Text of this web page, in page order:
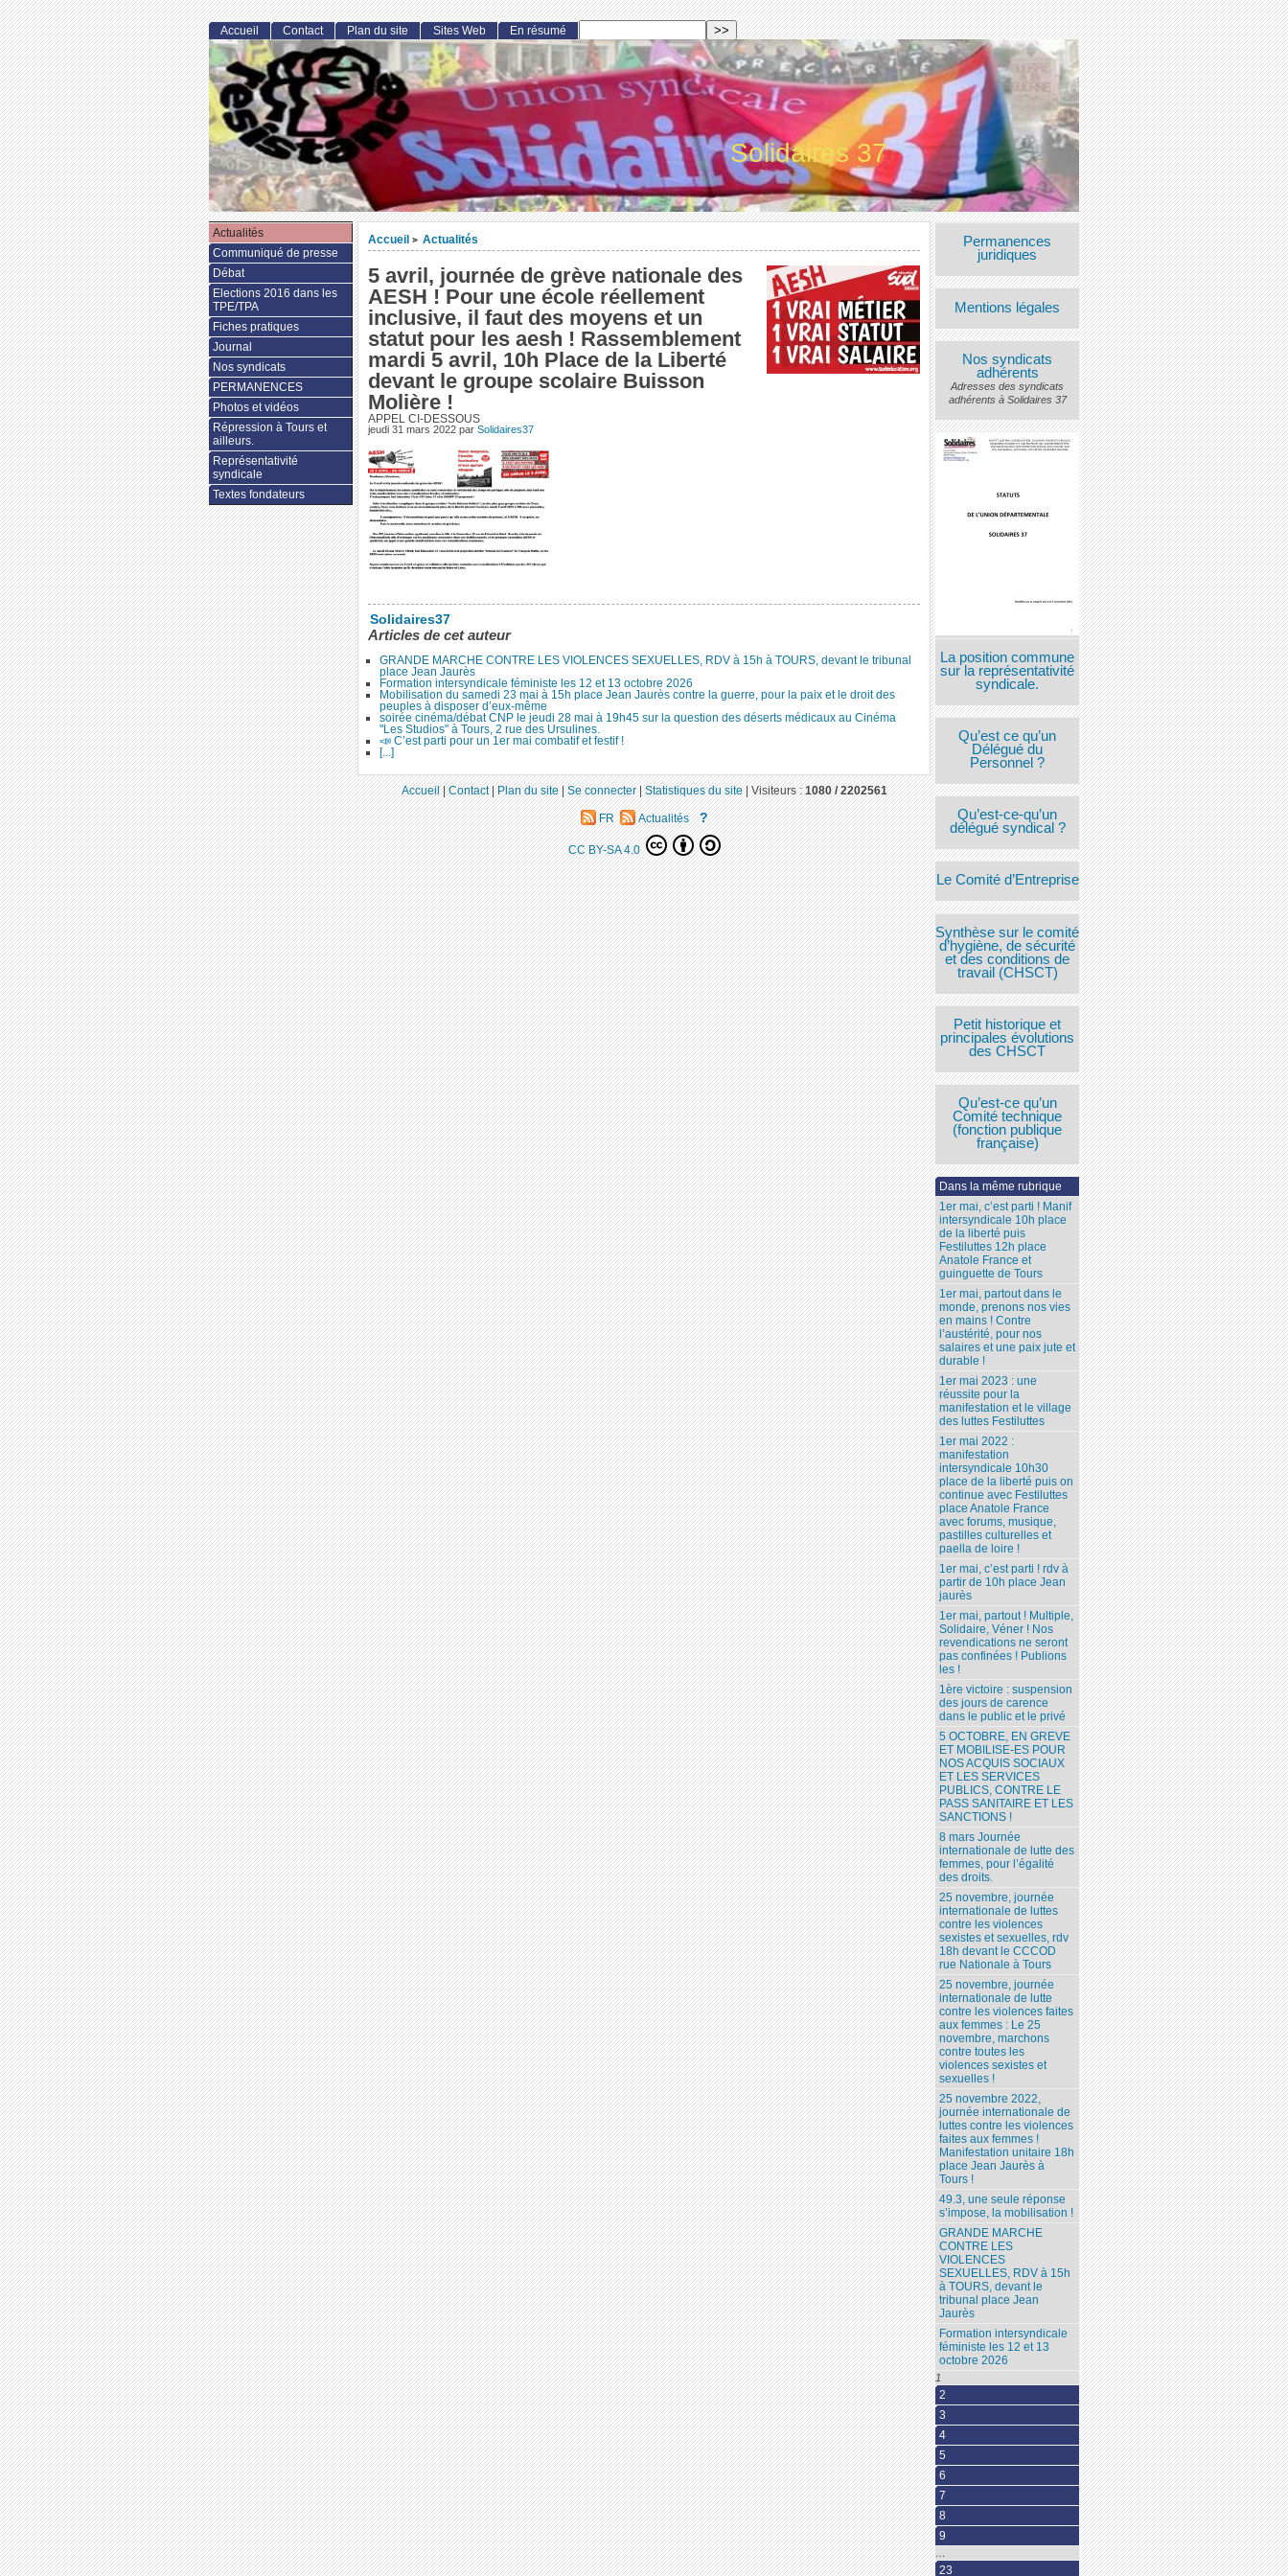
Solidaires 37
Accueil > Actualités
5 avril, journée de grève nationale des
AESH ! Pour une école réellement
inclusive, il faut des moyens et un
statut pour les aesh ! Rassemblement
mardi 5 avril, 10h Place de la Liberté
devant le groupe scolaire Buisson
Molière !
APPEL CI-DESSOUS
jeudi 31 mars 2022 par Solidaires37
Solidaires37
Articles de cet auteur
GRANDE MARCHE CONTRE LES VIOLENCES SEXUELLES, RDV à 15h à TOURS, devant le tribunal
place Jean Jaurès
Formation intersyndicale féministe les 12 et 13 octobre 2026
Mobilisation du samedi 23 mai à 15h place Jean Jaurès contre la guerre, pour la paix et le droit des
peuples à disposer d’eux-même
soirée cinéma/débat CNP le jeudi 28 mai à 19h45 sur la question des déserts médicaux au Cinéma
"Les Studios" à Tours, 2 rue des Ursulines.
📣 C’est parti pour un 1er mai combatif et festif !
[...]
Permanences
juridiques
Mentions légales
Nos syndicats
adhérents
Adresses des syndicats
adhérents à Solidaires 37
La position commune
sur la représentativité
syndicale.
Qu’est ce qu’un
Délégué du
Personnel ?
Qu’est-ce-qu’un
délégué syndical ?
Le Comité d’Entreprise
Synthèse sur le comité
d’hygiène, de sécurité
et des conditions de
travail (CHSCT)
Petit historique et
principales évolutions
des CHSCT
Qu’est-ce qu’un
Comité technique
(fonction publique
française)
Dans la même rubrique
1er mai, c’est parti ! Manif
intersyndicale 10h place
de la liberté puis
Festiluttes 12h place
Anatole France et
guinguette de Tours
1er mai, partout dans le
monde, prenons nos vies
en mains ! Contre
l’austérité, pour nos
salaires et une paix jute et
durable !
1er mai 2023 : une
réussite pour la
manifestation et le village
des luttes Festiluttes
1er mai 2022 :
manifestation
intersyndicale 10h30
place de la liberté puis on
continue avec Festiluttes
place Anatole France
avec forums, musique,
pastilles culturelles et
paella de loire !
1er mai, c’est parti ! rdv à
partir de 10h place Jean
jaurès
1er mai, partout ! Multiple,
Solidaire, Véner ! Nos
revendications ne seront
pas confinées ! Publions
les !
1ère victoire : suspension
des jours de carence
dans le public et le privé
5 OCTOBRE, EN GREVE
ET MOBILISE-ES POUR
NOS ACQUIS SOCIAUX
ET LES SERVICES
PUBLICS, CONTRE LE
PASS SANITAIRE ET LES
SANCTIONS !
8 mars Journée
internationale de lutte des
femmes, pour l’égalité
des droits.
25 novembre, journée
internationale de luttes
contre les violences
sexistes et sexuelles, rdv
18h devant le CCCOD
rue Nationale à Tours
25 novembre, journée
internationale de lutte
contre les violences faites
aux femmes : Le 25
novembre, marchons
contre toutes les
violences sexistes et
sexuelles !
25 novembre 2022,
journée internationale de
luttes contre les violences
faites aux femmes !
Manifestation unitaire 18h
place Jean Jaurès à
Tours !
49.3, une seule réponse
s’impose, la mobilisation !
GRANDE MARCHE
CONTRE LES
VIOLENCES
SEXUELLES, RDV à 15h
à TOURS, devant le
tribunal place Jean
Jaurès
Formation intersyndicale
féministe les 12 et 13
octobre 2026
1
2
3
4
5
6
7
8
9
23
Accueil Contact Plan du site Sites Web En résumé
Actualités
Communiqué de presse
Débat
Elections 2016 dans les
TPE/TPA
Fiches pratiques
Journal
Nos syndicats
PERMANENCES
Photos et vidéos
Répression à Tours et
ailleurs.
Représentativité
syndicale
Textes fondateurs
Accueil|Contact|Plan du site|Se connecter|Statistiques du site|Visiteurs :1080 / 2202561
FR Actualités ?
CC BY-SA 4.0